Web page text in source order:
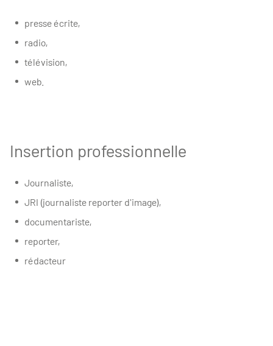
presse écrite,
radio,
télévision,
web.
Insertion professionnelle
Journaliste,
JRI (journaliste reporter d'image),
documentariste,
reporter,
rédacteur